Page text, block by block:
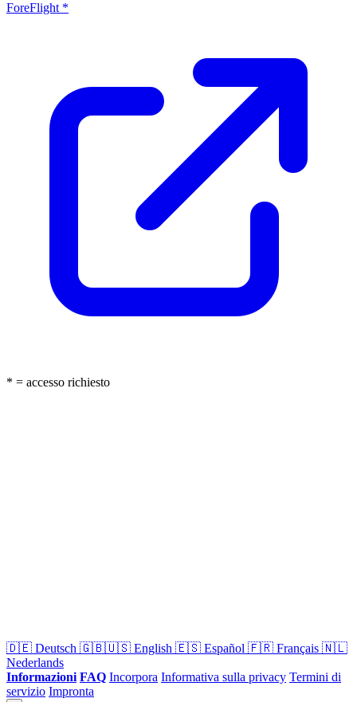
ForeFlight *
* = accesso richiesto
🇩🇪 Deutsch 🇬🇧🇺🇸 English 🇪🇸 Español 🇫🇷 Français 🇳🇱
Nederlands
Informazioni FAQ Incorpora Informativa sulla privacy Termini di
servizio Impronta